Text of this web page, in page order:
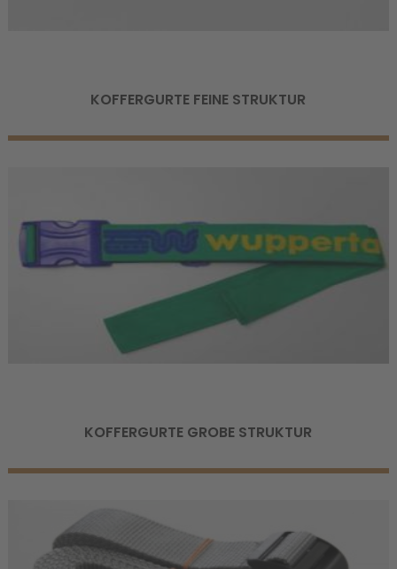
KOFFERGURTE FEINE STRUKTUR
KOFFERGURTE GROBE STRUKTUR